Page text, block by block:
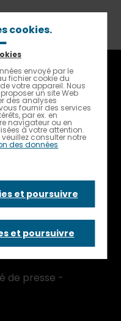
parler d’avenir
parler
de presse -
cookies.
envoyé par le
fichier cookie du
votre appareil. Nous
un site Web
des analyses
fournir des services
par ex. en
navigateur ou en
à votre attention.
consulter notre
des données
et poursuivre
et poursuivre